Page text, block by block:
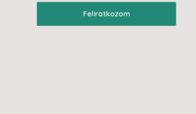
Feliratkozom